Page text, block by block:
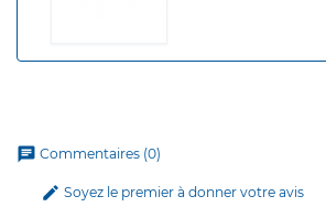
chat Commentaires (0)
edit Soyez le premier à donner votre avis